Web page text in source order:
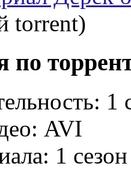
torrent)
1
AVI
1